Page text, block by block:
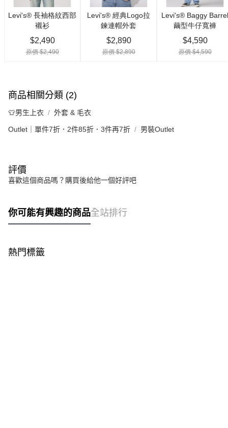
商品相關分類 (2)
👕男生上衣 外套 & 毛衣
Outlet｜單件7折．2件85折．3件再7折 男裝Outlet
評價
喜歡這個商品嗎？購買後給他一個好評吧
你可能有興趣的商品全站排行
熱門標籤